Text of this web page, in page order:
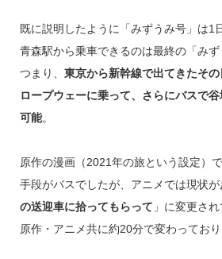
既に説明したように「みずうみ号」は1
青森駅から乗車できるのは最終の「みず
つまり、 東京から新幹線で出てきたそ
ロープウェーに乗って、さらにバスで
可能。
原作の漫画（2021年の旅という設定）
手段がバスでしたが、アニメでは現状
の送迎車に拾ってもらって 」に変更さ
原作・アニメ共に約20分で変わっており